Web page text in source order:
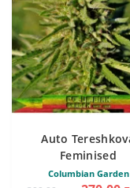
Auto
Feminised
Columbian Garden